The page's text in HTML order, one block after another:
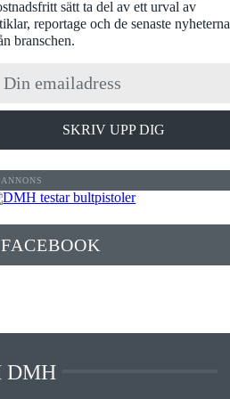
sätt ta del av ett urval av
reportage och de senaste nyheterna
branschen.
SKRIV UPP DIG
FACEBOOK
DMH